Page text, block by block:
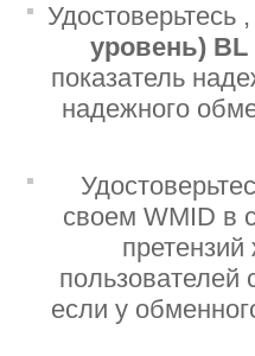
уровень) BL
показатель
надежного
своем WMID в
пользователей
если у